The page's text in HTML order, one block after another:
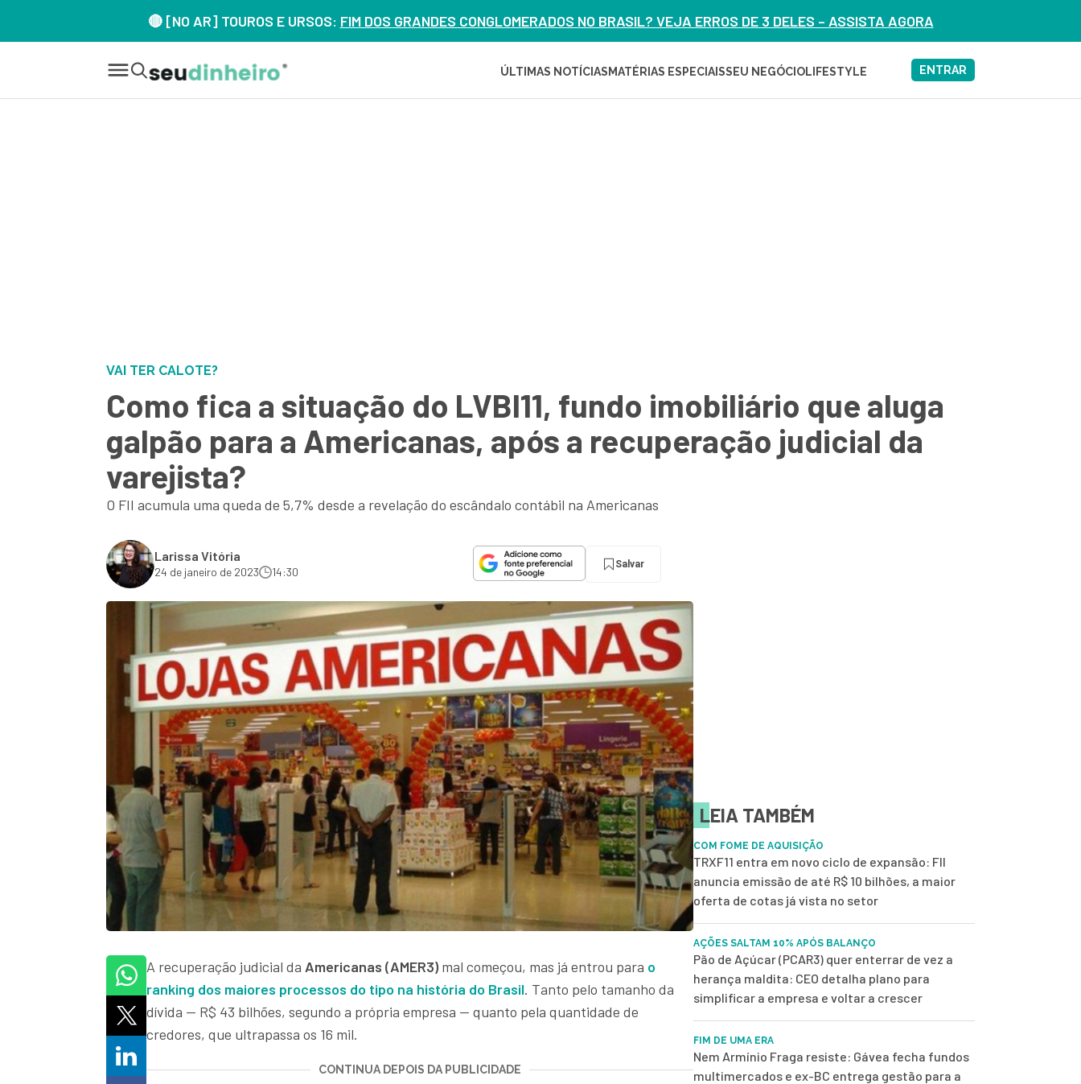
🔴 [NO AR] TOUROS E URSOS: FIM DOS GRANDES CONGLOMERADOS NO BRASIL? VEJA ERROS DE 3 DELES – ASSISTA AGORA
ÚLTIMAS NOTÍCIAS MATÉRIAS ESPECIAISSEU NEGÓCIOLIFESTYLE ENTRAR
VAI TER CALOTE?
Como fica a situação do LVBI11, fundo imobiliário que aluga
galpão para a Americanas, após a recuperação judicial da
varejista?
O FII acumula uma queda de 5,7% desde a revelação do escândalo contábil na Americanas
Larissa Vitória
24 de janeiro de 2023 14:30
Salvar
A recuperação judicial da Americanas (AMER3) mal começou, mas já entrou para o
ranking dos maiores processos do tipo na história do Brasil. Tanto pelo tamanho da
dívida — R$ 43 bilhões, segundo a própria empresa — quanto pela quantidade de
credores, que ultrapassa os 16 mil.
CONTINUA DEPOIS DA PUBLICIDADE
LEIA TAMBÉM
COM FOME DE AQUISIÇÃO
TRXF11 entra em novo ciclo de expansão: FII
anuncia emissão de até R$ 10 bilhões, a maior
oferta de cotas já vista no setor
AÇÕES SALTAM 10% APÓS BALANÇO
Pão de Açúcar (PCAR3) quer enterrar de vez a
herança maldita: CEO detalha plano para
simplificar a empresa e voltar a crescer
FIM DE UMA ERA
Nem Armínio Fraga resiste: Gávea fecha fundos
multimercados e ex-BC entrega gestão para a